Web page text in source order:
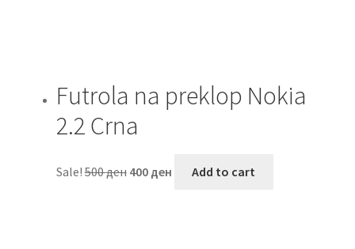
Futrola na preklop Nokia
2.2 Crna
Sale!500ден 400 ден Add to cart